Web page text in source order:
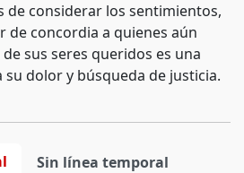
de considerar los sentimientos,
de concordia a quienes aún
sus seres queridos es una
dolor y búsqueda de justicia.
Sin línea temporal